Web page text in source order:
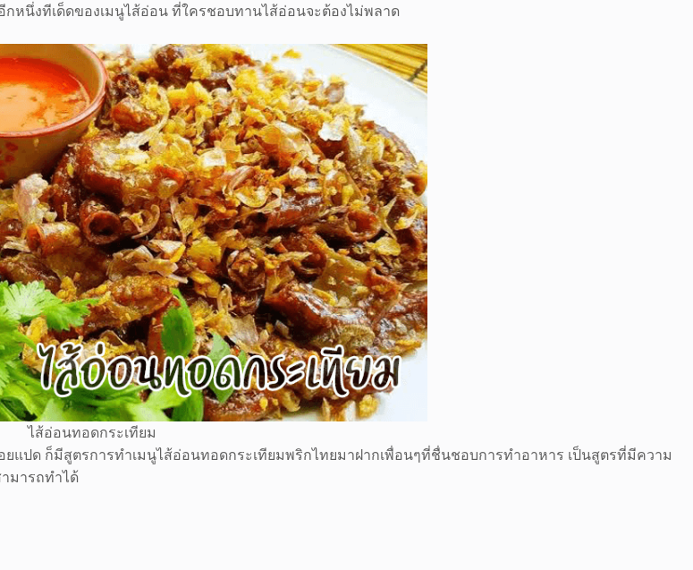
กหนึ่งทีเด็ดของเมนูไส้อ่อน ที่ใครชอบทานไส้อ่อนจะต้องไม่พลาด
ไส้อ่อนทอดกระเทียม
แปด ก็มีสูตรการทำเมนูไส้อ่อนทอดกระเทียมพริกไทยมาฝากเพื่อนๆที่ชื่นชอบการทำอาหาร เป็นสูตรที่มีความ
มารถทำได้